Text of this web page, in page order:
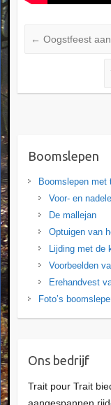
← Oogstfeest
Boomslepen
Boomslepen met
Voor- en
De mallejan
Optuigen van
Lijding met de
Voorbeelden
Erehandvest
Foto’s
Ons bedrijf
Trait pour Trait